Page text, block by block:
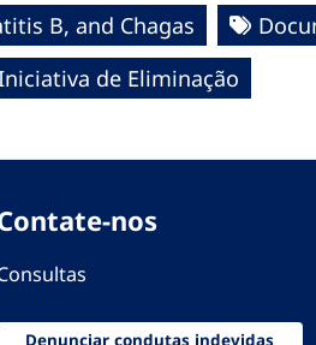
B, and Chagas
de Eliminação
nos
Denunciar condutas indevidas